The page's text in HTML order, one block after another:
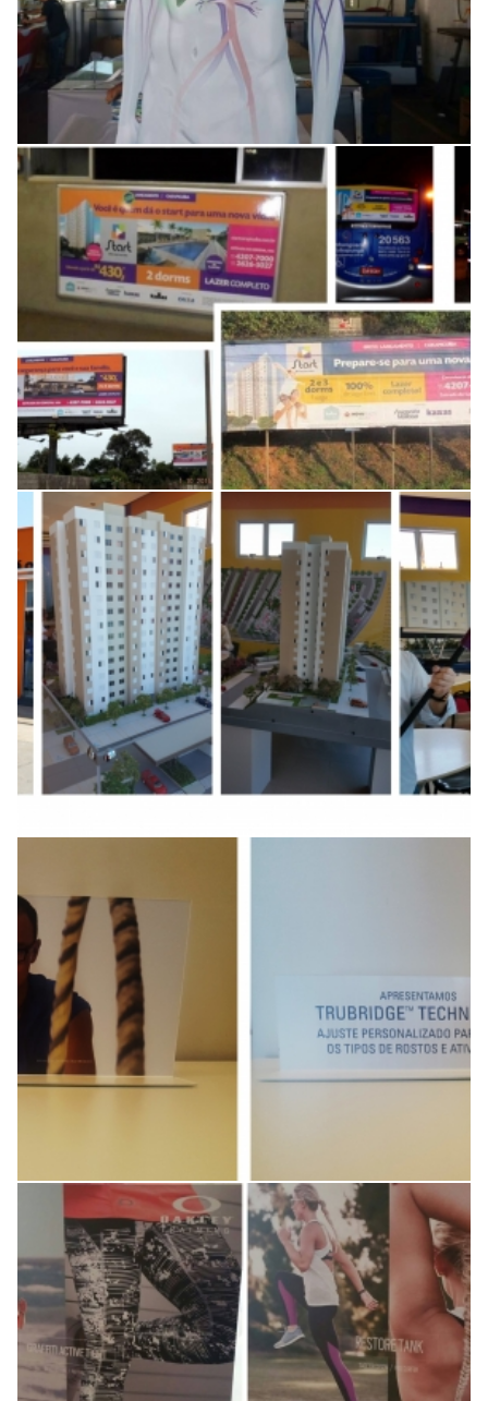
Comunicação visual para
lançamento de empreendimento
imobiliário
Montagem e adesivagem de
stand de vendas
Display de loja para lançamento
de produto